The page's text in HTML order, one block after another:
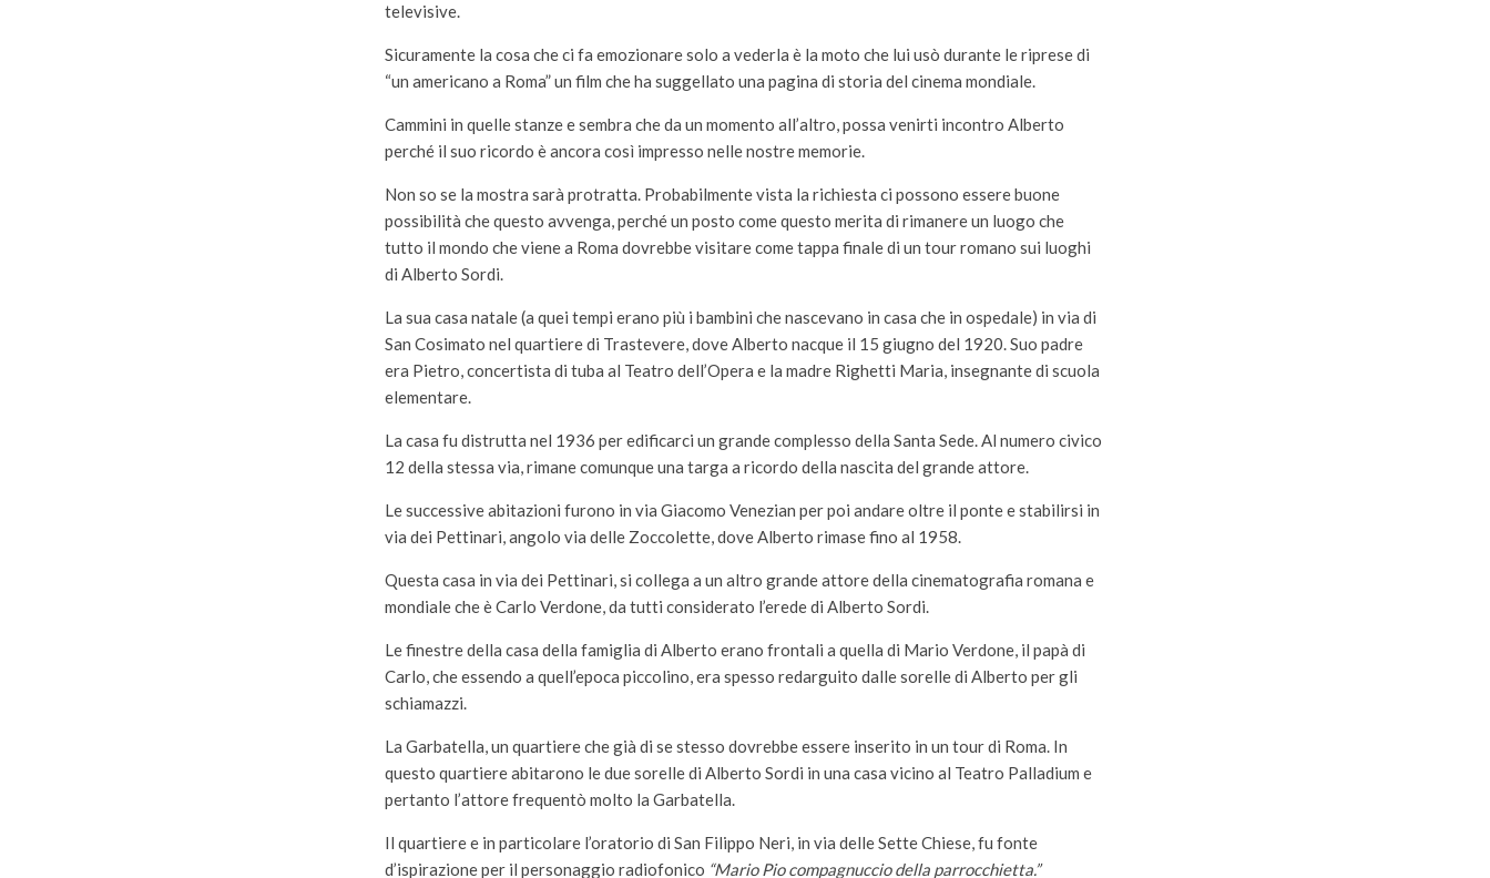
televisive.
Sicuramente la cosa che ci fa emozionare solo a vederla è la moto che lui usò durante le riprese di
“un americano a Roma” un film che ha suggellato una pagina di storia del cinema mondiale.
Cammini in quelle stanze e sembra che da un momento all’altro, possa venirti incontro Alberto
perché il suo ricordo è ancora così impresso nelle nostre memorie.
Non so se la mostra sarà protratta. Probabilmente vista la richiesta ci possono essere buone
possibilità che questo avvenga, perché un posto come questo merita di rimanere un luogo che
tutto il mondo che viene a Roma dovrebbe visitare come tappa finale di un tour romano sui luoghi
di Alberto Sordi.
La sua casa natale (a quei tempi erano più i bambini che nascevano in casa che in ospedale) in via di
San Cosimato nel quartiere di Trastevere, dove Alberto nacque il 15 giugno del 1920. Suo padre
era Pietro, concertista di tuba al Teatro dell’Opera e la madre Righetti Maria, insegnante di scuola
elementare.
La casa fu distrutta nel 1936 per edificarci un grande complesso della Santa Sede. Al numero civico
12 della stessa via, rimane comunque una targa a ricordo della nascita del grande attore.
Le successive abitazioni furono in via Giacomo Venezian per poi andare oltre il ponte e stabilirsi in
via dei Pettinari, angolo via delle Zoccolette, dove Alberto rimase fino al 1958.
Questa casa in via dei Pettinari, si collega a un altro grande attore della cinematografia romana e
mondiale che è Carlo Verdone, da tutti considerato l’erede di Alberto Sordi.
Le finestre della casa della famiglia di Alberto erano frontali a quella di Mario Verdone, il papà di
Carlo, che essendo a quell’epoca piccolino, era spesso redarguito dalle sorelle di Alberto per gli
schiamazzi.
La Garbatella, un quartiere che già di se stesso dovrebbe essere inserito in un tour di Roma. In
questo quartiere abitarono le due sorelle di Alberto Sordi in una casa vicino al Teatro Palladium e
pertanto l’attore frequentò molto la Garbatella.
Il quartiere e in particolare l’oratorio di San Filippo Neri, in via delle Sette Chiese, fu fonte
d’ispirazione per il personaggio radiofonico “Mario Pio compagnuccio della parrocchietta.”